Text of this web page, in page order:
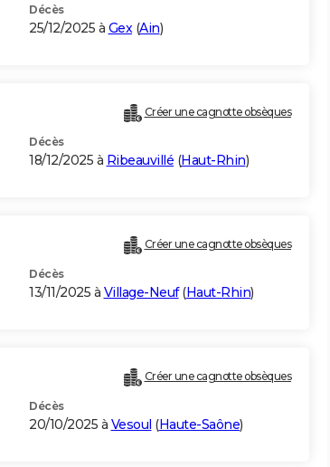
Décès
25/12/2025 à Gex(Ain)
Créer une cagnotte obsèques
Décès
18/12/2025 à Ribeauvillé (Haut-Rhin)
Créer une cagnotte obsèques
Décès
13/11/2025 à Village-Neuf(Haut-Rhin)
Créer une cagnotte obsèques
Décès
20/10/2025 à Vesoul (Haute-Saône)